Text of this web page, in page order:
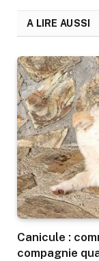
A LIRE AUSSI
Canicule :
compagnie